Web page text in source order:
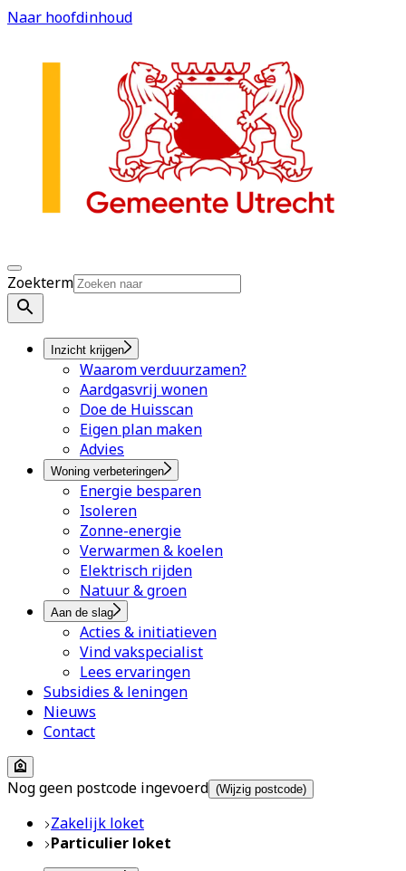
Naar hoofdinhoud
Zoekterm
Inzicht krijgen
Waarom verduurzamen?
Aardgasvrij wonen
Doe de Huisscan
Eigen plan maken
Advies
Woning verbeteringen
Energie besparen
Isoleren
Zonne-energie
Verwarmen & koelen
Elektrisch rijden
Natuur & groen
Aan de slag
Acties & initiatieven
Vind vakspecialist
Lees ervaringen
Subsidies & leningen
Nieuws
Contact
Nog geen postcode ingevoerd (Wijzig postcode)
Zakelijk loket
Particulier loket